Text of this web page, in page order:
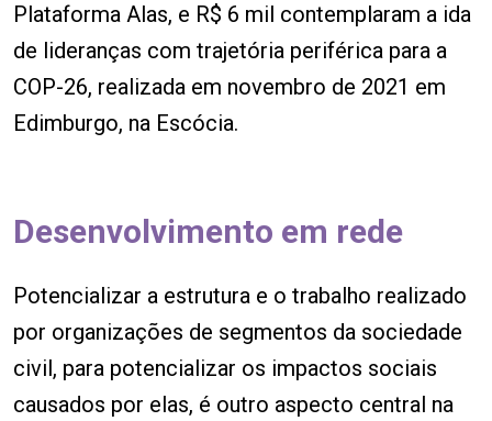
Plataforma Alas, e R$ 6 mil contemplaram a ida
de lideranças com trajetória periférica para a
COP-26, realizada em novembro de 2021 em
Edimburgo, na Escócia.
Desenvolvimento em rede
Potencializar a estrutura e o trabalho realizado
por organizações de segmentos da sociedade
civil, para potencializar os impactos sociais
causados por elas, é outro aspecto central na